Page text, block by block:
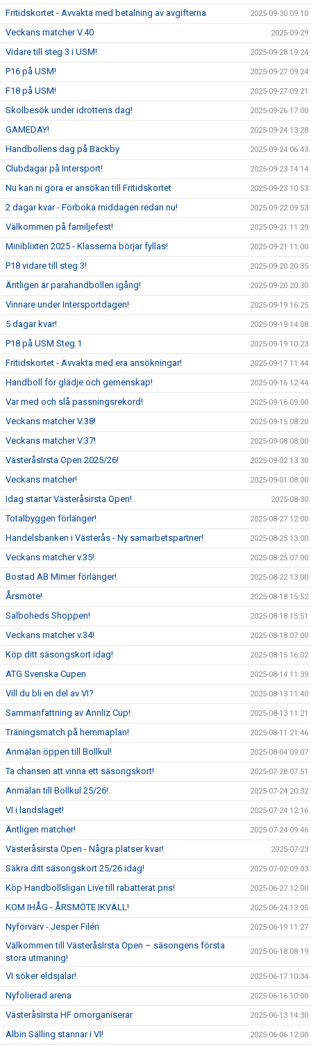
Fritidskortet - Avvakta med betalning av avgifterna 2025-09-30 09:10
Veckans matcher V.40 2025-09-29
Vidare till steg 3 i USM! 2025-09-28 19:24
P16 på USM! 2025-09-27 09:24
F18 på USM! 2025-09-27 09:21
Skolbesök under idrottens dag! 2025-09-26 17:00
GAMEDAY! 2025-09-24 13:28
Handbollens dag på Bäckby 2025-09-24 06:43
Clubdagar på Intersport! 2025-09-23 14:14
Nu kan ni göra er ansökan till Fritidskortet 2025-09-23 10:53
2 dagar kvar - Förboka middagen redan nu! 2025-09-22 09:53
Välkommen på familjefest! 2025-09-21 11:29
Miniblixten 2025 - Klasserna börjar fyllas! 2025-09-21 11:00
P18 vidare till steg 3! 2025-09-20 20:35
Äntligen är parahandbollen igång! 2025-09-20 20:30
Vinnare under Intersportdagen! 2025-09-19 16:25
5 dagar kvar! 2025-09-19 14:08
P18 på USM Steg 1 2025-09-19 10:23
Fritidskortet - Avvakta med era ansökningar! 2025-09-17 11:44
Handboll för glädje och gemenskap! 2025-09-16 12:44
Var med och slå passningsrekord! 2025-09-16 09:00
Veckans matcher V.38! 2025-09-15 08:20
Veckans matcher V.37! 2025-09-08 08:00
VästeråsIrsta Open 2025/26! 2025-09-02 13:30
Veckans matcher! 2025-09-01 08:00
Idag startar Västeråsirsta Open! 2025-08-30
Totalbyggen förlänger! 2025-08-27 12:00
Handelsbanken i Västerås - Ny samarbetspartner! 2025-08-25 13:00
Veckans matcher v.35! 2025-08-25 07:00
Bostad AB Mimer förlänger! 2025-08-22 13:00
Årsmöte! 2025-08-18 15:52
Salboheds Shoppen! 2025-08-18 15:51
Veckans matcher v.34! 2025-08-18 07:00
Köp ditt säsongskort idag! 2025-08-15 16:02
ATG Svenska Cupen 2025-08-14 11:39
Vill du bli en del av VI? 2025-08-13 11:40
Sammanfattning av Annliz Cup! 2025-08-13 11:21
Träningsmatch på hemmaplan! 2025-08-11 21:46
Anmälan öppen till Bollkul! 2025-08-04 09:07
Ta chansen att vinna ett säsongskort! 2025-07-28 07:51
Anmälan till Bollkul 25/26! 2025-07-24 20:32
VI i landslaget! 2025-07-24 12:16
Äntligen matcher! 2025-07-24 09:46
Västeråsirsta Open - Några platser kvar! 2025-07-23
Säkra ditt säsongskort 25/26 idag! 2025-07-02 09:03
Köp Handbollsligan Live till rabatterat pris! 2025-06-27 12:00
KOM IHÅG - ÅRSMÖTE IKVÄLL! 2025-06-24 13:05
Nyförvärv - Jesper Filén 2025-06-19 11:27
Välkommen till VästeråsIrsta Open – säsongens första
stora utmaning!
2025-06-18 08:19
VI söker eldsjälar! 2025-06-17 10:34
Nyfolierad arena 2025-06-16 10:00
VästeråsIrsta HF omorganiserar 2025-06-13 14:30
Albin Sälling stannar i VI! 2025-06-06 12:00